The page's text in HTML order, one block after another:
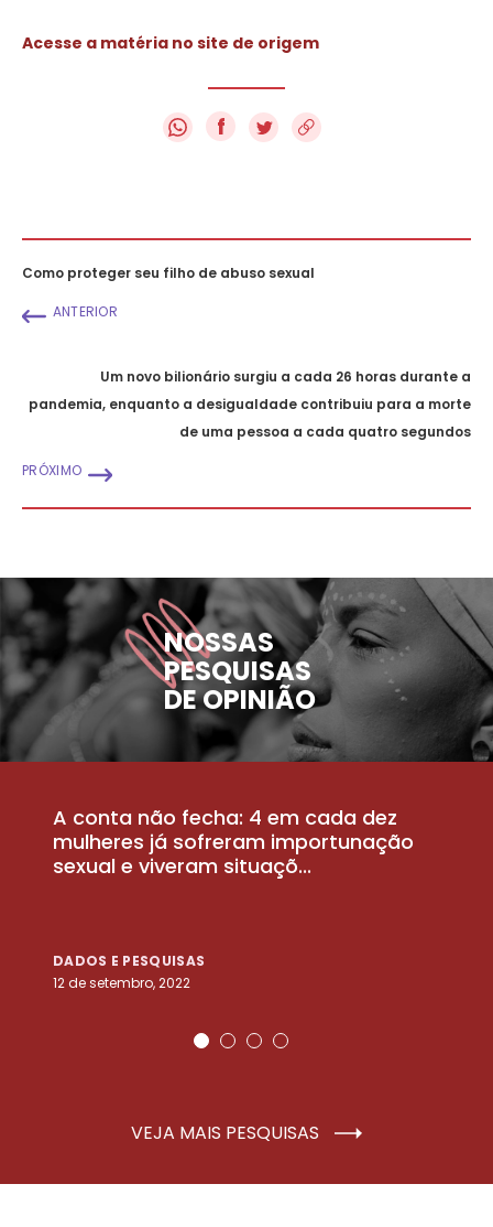
Acesse a matéria no site de origem
f
Como proteger seu filho de abuso sexual
ANTERIOR
Um novo bilionário surgiu a cada 26 horas durante a
pandemia, enquanto a desigualdade contribuiu para a morte
de uma pessoa a cada quatro segundos
PRÓXIMO
NOSSAS
PESQUISAS
DE OPINIÃO
A conta não fecha: 4 em cada dez
mulheres já sofreram importunação
sexual e viveram situaçõ...
DADOS E PESQUISAS
12 de setembro, 2022
VEJA MAIS PESQUISAS